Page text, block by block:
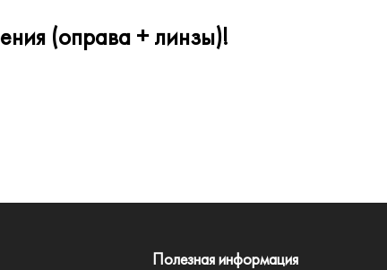
(оправа + линзы)!
Полезная информация